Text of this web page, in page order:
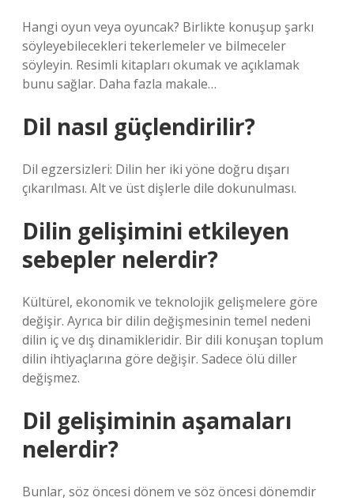
Hangi oyun veya oyuncak? Birlikte konuşup şarkı
söyleyebilecekleri tekerlemeler ve bilmeceler
söyleyin. Resimli kitapları okumak ve açıklamak
bunu sağlar. Daha fazla makale…
Dil nasıl güçlendirilir?
Dil egzersizleri: Dilin her iki yöne doğru dışarı
çıkarılması. Alt ve üst dişlerle dile dokunulması.
Dilin gelişimini etkileyen
sebepler nelerdir?
Kültürel, ekonomik ve teknolojik gelişmelere göre
değişir. Ayrıca bir dilin değişmesinin temel nedeni
dilin iç ve dış dinamikleridir. Bir dili konuşan toplum
dilin ihtiyaçlarına göre değişir. Sadece ölü diller
değişmez.
Dil gelişiminin aşamaları
nelerdir?
Bunlar, söz öncesi dönem ve söz öncesi dönemdir